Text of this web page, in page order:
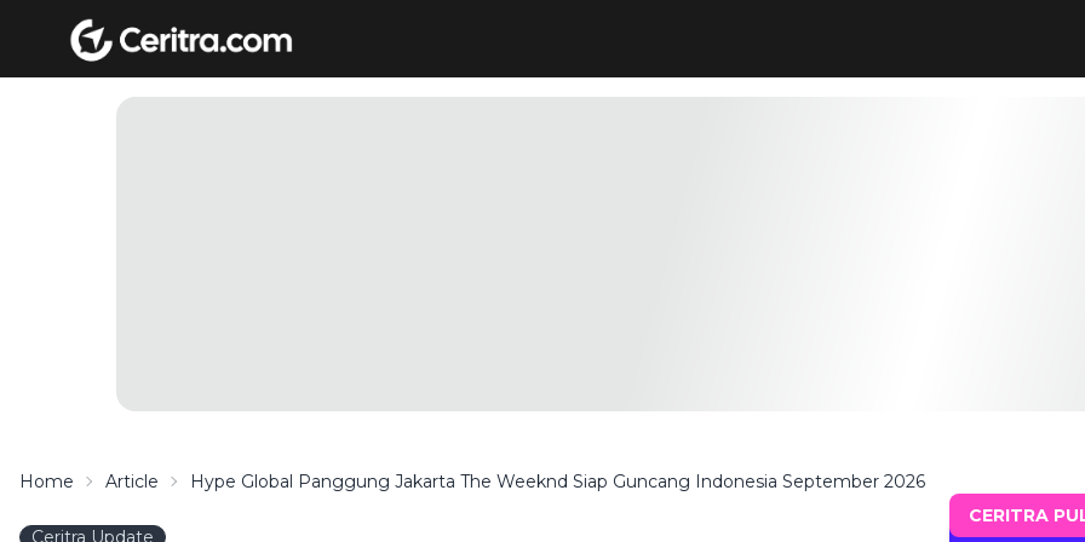
Home Article Hype Global Panggung Jakarta The Weeknd Siap Guncang Indonesia September 2026
Ceritra Update
CERITRA